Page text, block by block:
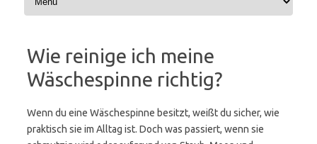
Wie reinige ich meine
Wäschespinne richtig?
Wenn du eine Wäschespinne besitzt, weißt du sicher, wie
praktisch sie im Alltag ist. Doch was passiert, wenn sie